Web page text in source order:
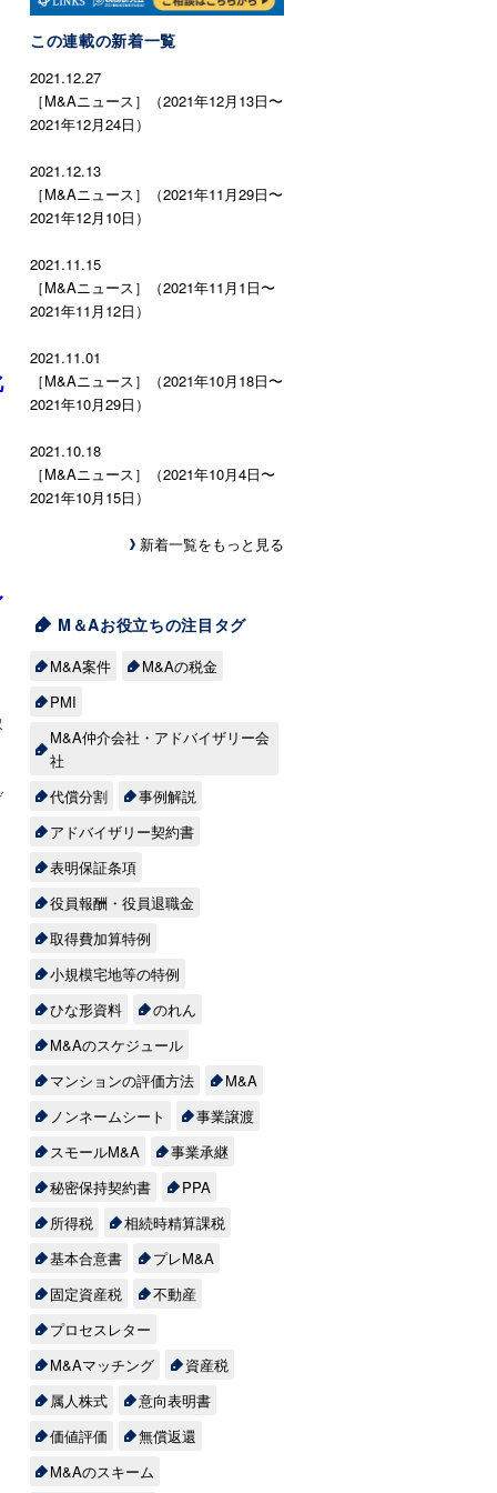
この連載の新着一覧
2021.12.27
［M&Aニュース］（2021年12月13日〜
2021年12月24日）
2021.12.13
［M&Aニュース］（2021年11月29日〜
2021年12月10日）
2021.11.15
［M&Aニュース］（2021年11月1日〜
2021年11月12日）
2021.11.01
［M&Aニュース］（2021年10月18日〜
2021年10月29日）
2021.10.18
［M&Aニュース］（2021年10月4日〜
2021年10月15日）
新着一覧をもっと見る
M＆Aお役立ちの注目タグ
M&A案件
M&Aの税金
PMI
M&A仲介会社・アドバイザリー会
社
代償分割
事例解説
アドバイザリー契約書
表明保証条項
役員報酬・役員退職金
取得費加算特例
小規模宅地等の特例
ひな形資料
のれん
M&Aのスケジュール
マンションの評価方法
M&A
ノンネームシート
事業譲渡
スモールM&A
事業承継
秘密保持契約書
PPA
所得税
相続時精算課税
基本合意書
プレM&A
固定資産税
不動産
プロセスレター
M&Aマッチング
資産税
属人株式
意向表明書
価値評価
無償返還
M&Aのスキーム